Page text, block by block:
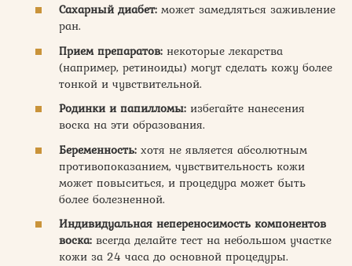
Сахарный диабет: может замедляться заживление
ран.
Прием препаратов: некоторые лекарства
(например, ретиноиды) могут сделать кожу более
тонкой и чувствительной.
Родинки и папилломы: избегайте нанесения
воска на эти образования.
Беременность: хотя не является абсолютным
противопоказанием, чувствительность кожи
может повыситься, и процедура может быть
более болезненной.
Индивидуальная непереносимость компонентов
воска: всегда делайте тест на небольшом участке
кожи за 24 часа до основной процедуры.